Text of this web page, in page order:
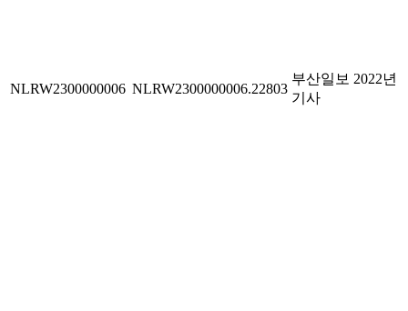
NLRW2300000006 NLRW2300000006.22803
부산일보 2022년
기사